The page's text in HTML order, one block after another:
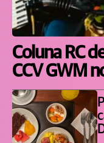
Coluna RC
CCV GWM